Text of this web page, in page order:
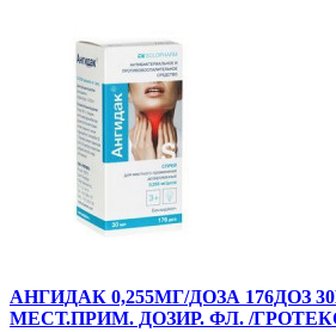
АНГИДАК 0,255МГ/ДОЗА 176ДОЗ
МЕСТ.ПРИМ. ДОЗИР. ФЛ. /